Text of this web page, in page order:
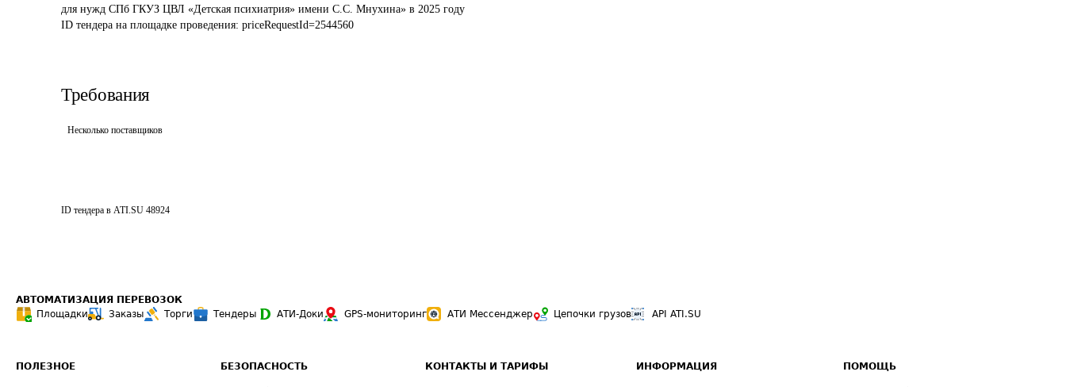
для нужд СПб ГКУЗ ЦВЛ «Детская психиатрия» имени С.С. Мнухина» в 2025 году
ID тендера на площадке проведения: priceRequestId=2544560
Требования
Несколько поставщиков
ID тендера в ATI.SU 48924
АВТОМАТИЗАЦИЯ ПЕРЕВОЗОК
Площадки
Заказы Торги Тендеры АТИ-Доки GPS-мониторинг АТИ Мессенджер Цепочки грузов API ATI.SU
ПОЛЕЗНОЕ БЕЗОПАСНОСТЬ КОНТАКТЫ И ТАРИФЫ ИНФОРМАЦИЯ ПОМОЩЬ